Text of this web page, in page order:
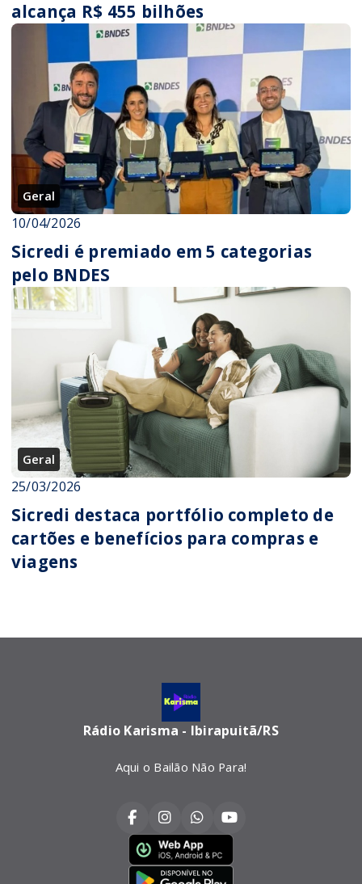
alcança R$ 455 bilhões
Geral
10/04/2026
Sicredi é premiado em 5 categorias
pelo BNDES
Geral
25/03/2026
Sicredi destaca portfólio completo de
cartões e benefícios para compras e
viagens
Rádio Karisma - Ibirapuitã/RS
Aqui o Bailão Não Para!